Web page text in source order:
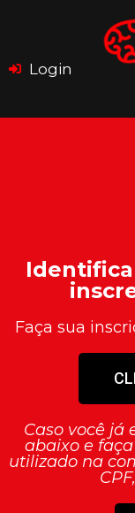
Login
Faça sua
Caso você já
abaixo e
utilizado na